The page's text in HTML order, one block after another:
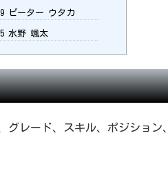
ピーター ウタカ
水野 颯太
グレード、スキル、ポジション